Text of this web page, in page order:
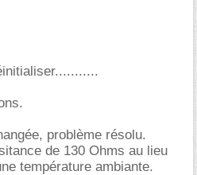
problème résolu.
de 130 Ohms au lieu
température ambiante.